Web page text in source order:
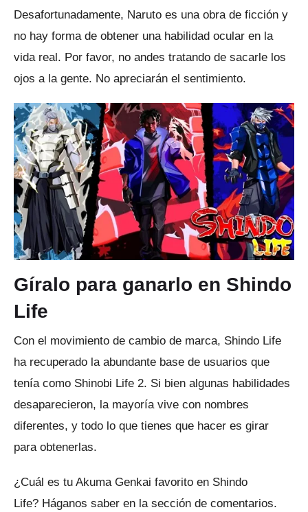
Desafortunadamente, Naruto es una obra de ficción y
no hay forma de obtener una habilidad ocular en la
vida real. Por favor, no andes tratando de sacarle los
ojos a la gente. No apreciarán el sentimiento.
Gíralo para ganarlo en Shindo
Life
Con el movimiento de cambio de marca, Shindo Life
ha recuperado la abundante base de usuarios que
tenía como Shinobi Life 2. Si bien algunas habilidades
desaparecieron, la mayoría vive con nombres
diferentes, y todo lo que tienes que hacer es girar
para obtenerlas.
¿Cuál es tu Akuma Genkai favorito en Shindo
Life? Háganos saber en la sección de comentarios.